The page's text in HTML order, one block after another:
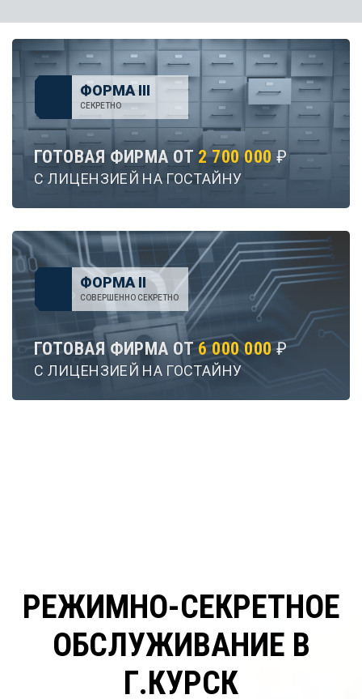
ФОРМА III
СЕКРЕТНО
ГОТОВАЯ ФИРМА ОТ 2 700 000 ₽
С ЛИЦЕНЗИЕЙ НА ГОСТАЙНУ
ФОРМА II
СОВЕРШЕННО СЕКРЕТНО
ГОТОВАЯ ФИРМА ОТ6 000 000 ₽
С ЛИЦЕНЗИЕЙ НА ГОСТАЙНУ
РЕЖИМНО-СЕКРЕТНОЕ
ОБСЛУЖИВАНИЕ В
Г.КУРСК